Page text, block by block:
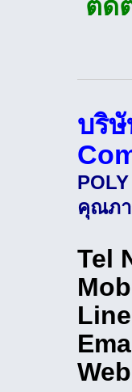
ติด
บริ
คุณภ
Tel